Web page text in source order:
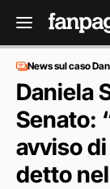
News sul caso
Daniela
Senato:
avviso
detto